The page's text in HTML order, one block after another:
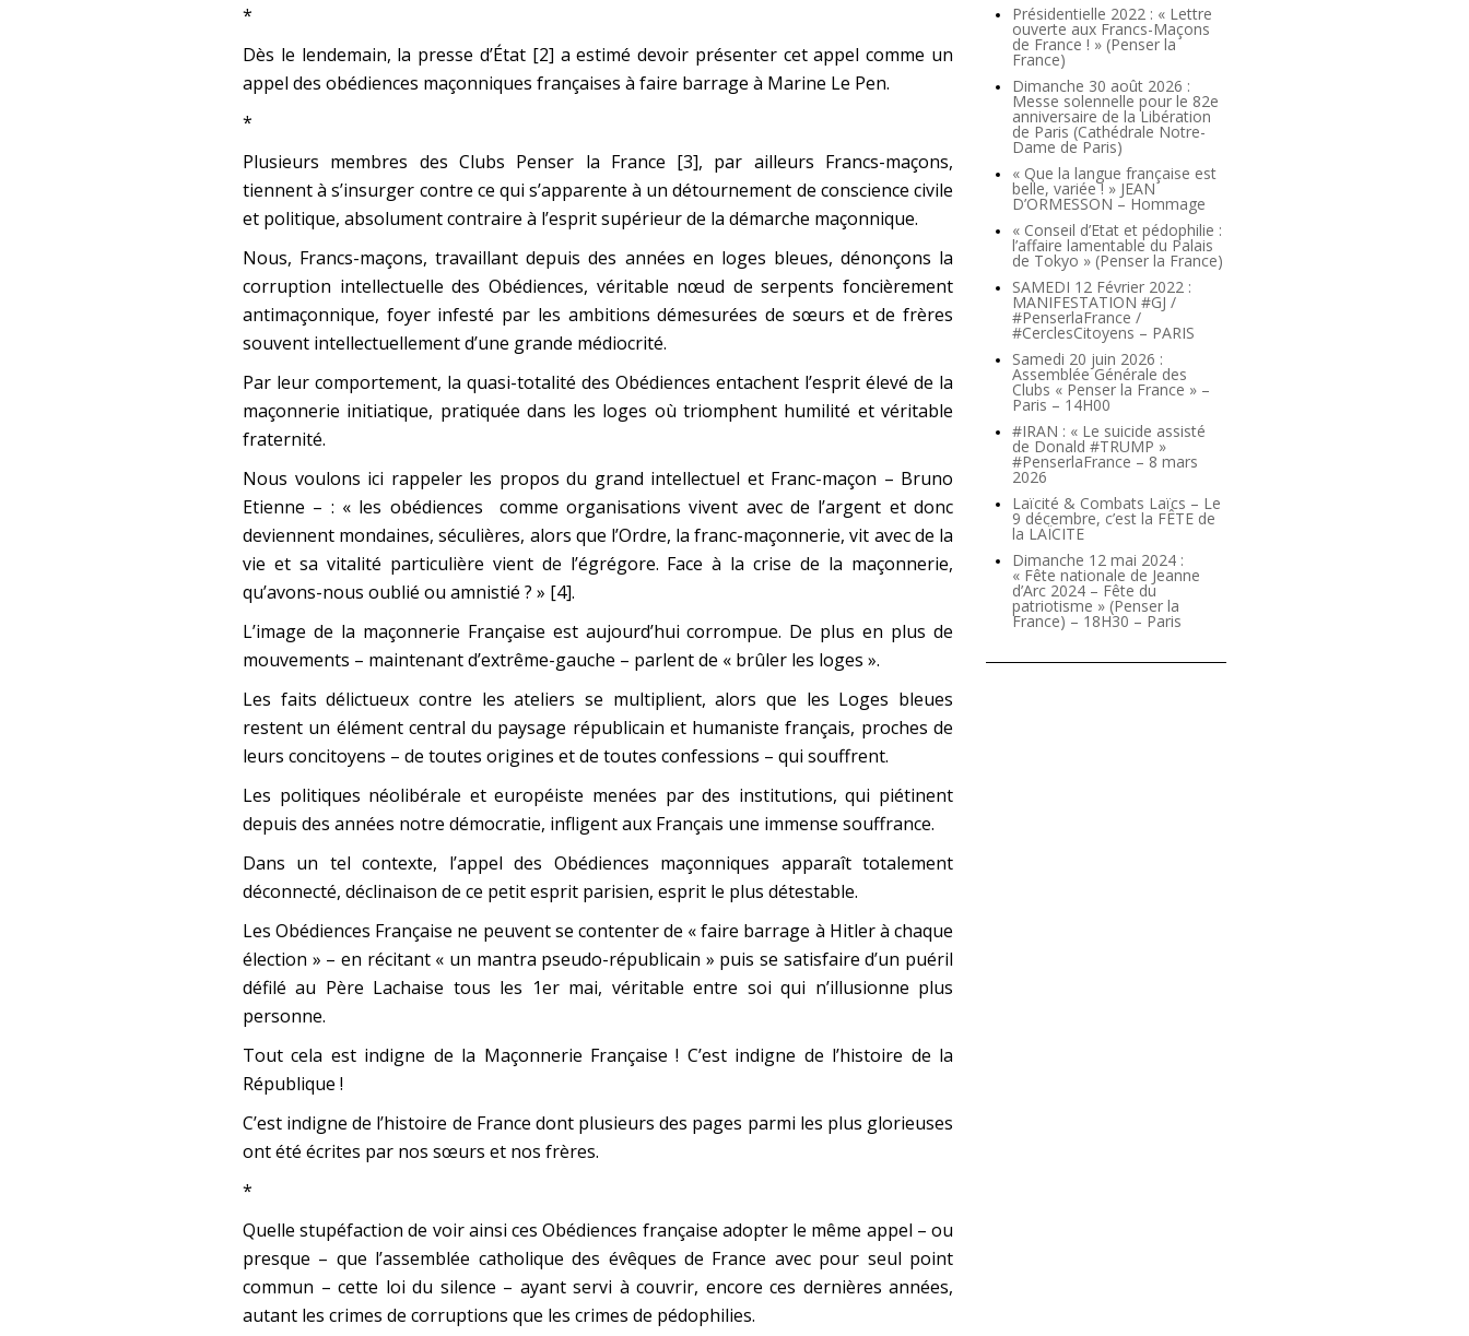
*
Dès le lendemain, la presse d’État [2] a estimé devoir présenter cet appel comme un
appel des obédiences maçonniques françaises à faire barrage à Marine Le Pen.
*
Plusieurs membres des Clubs Penser la France [3], par ailleurs Francs-maçons,
tiennent à s’insurger contre ce qui s’apparente à un détournement de conscience civile
et politique, absolument contraire à l’esprit supérieur de la démarche maçonnique.
Nous, Francs-maçons, travaillant depuis des années en loges bleues, dénonçons la
corruption intellectuelle des Obédiences, véritable nœud de serpents foncièrement
antimaçonnique, foyer infesté par les ambitions démesurées de sœurs et de frères
souvent intellectuellement d’une grande médiocrité.
Par leur comportement, la quasi-totalité des Obédiences entachent l’esprit élevé de la
maçonnerie initiatique, pratiquée dans les loges où triomphent humilité et véritable
fraternité.
Nous voulons ici rappeler les propos du grand intellectuel et Franc-maçon – Bruno
Etienne – : « les obédiences comme organisations vivent avec de l’argent et donc
deviennent mondaines, séculières, alors que l’Ordre, la franc-maçonnerie, vit avec de la
vie et sa vitalité particulière vient de l’égrégore. Face à la crise de la maçonnerie,
qu’avons-nous oublié ou amnistié ? » [4].
L’image de la maçonnerie Française est aujourd’hui corrompue. De plus en plus de
mouvements – maintenant d’extrême-gauche – parlent de « brûler les loges ».
Les faits délictueux contre les ateliers se multiplient, alors que les Loges bleues
restent un élément central du paysage républicain et humaniste français, proches de
leurs concitoyens – de toutes origines et de toutes confessions – qui souffrent.
Les politiques néolibérale et européiste menées par des institutions, qui piétinent
depuis des années notre démocratie, infligent aux Français une immense souffrance.
Dans un tel contexte, l’appel des Obédiences maçonniques apparaît totalement
déconnecté, déclinaison de ce petit esprit parisien, esprit le plus détestable.
Les Obédiences Française ne peuvent se contenter de « faire barrage à Hitler à chaque
élection » – en récitant « un mantra pseudo-républicain » puis se satisfaire d’un puéril
défilé au Père Lachaise tous les 1er mai, véritable entre soi qui n’illusionne plus
personne.
Tout cela est indigne de la Maçonnerie Française ! C’est indigne de l’histoire de la
République !
C’est indigne de l’histoire de France dont plusieurs des pages parmi les plus glorieuses
ont été écrites par nos sœurs et nos frères.
*
Quelle stupéfaction de voir ainsi ces Obédiences française adopter le même appel – ou
presque – que l’assemblée catholique des évêques de France avec pour seul point
commun – cette loi du silence – ayant servi à couvrir, encore ces dernières années,
autant les crimes de corruptions que les crimes de pédophilies.
Présidentielle 2022 : « Lettre
ouverte aux Francs-Maçons
de France ! » (Penser la
France)
Dimanche 30 août 2026 :
Messe solennelle pour le 82e
anniversaire de la Libération
de Paris (Cathédrale Notre-
Dame de Paris)
« Que la langue française est
belle, variée ! » JEAN
D’ORMESSON – Hommage
« Conseil d’Etat et pédophilie :
l’affaire lamentable du Palais
de Tokyo » (Penser la France)
SAMEDI 12 Février 2022 :
MANIFESTATION #GJ /
#PenserlaFrance /
#CerclesCitoyens – PARIS
Samedi 20 juin 2026 :
Assemblée Générale des
Clubs « Penser la France » –
Paris – 14H00
#IRAN : « Le suicide assisté
de Donald #TRUMP »
#PenserlaFrance – 8 mars
2026
Laïcité & Combats Laïcs – Le
9 décembre, c’est la FÊTE de
la LAÏCITE
Dimanche 12 mai 2024 :
« Fête nationale de Jeanne
d’Arc 2024 – Fête du
patriotisme » (Penser la
France) – 18H30 – Paris